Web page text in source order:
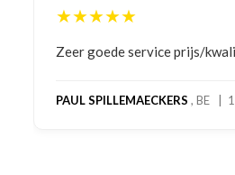
★★★★★
Bestelling gedaan vanwege
bestelling al ontvangen met